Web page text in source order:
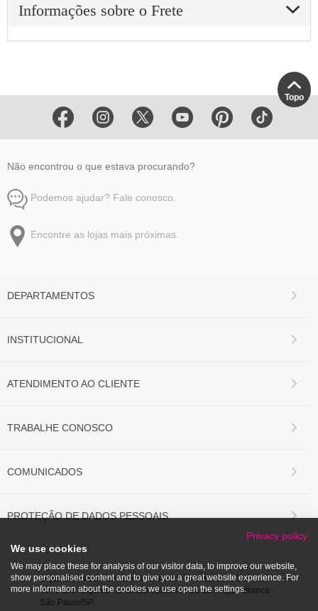
Informações sobre o Frete
Topo
Não encontrou o que estava procurando?
Podemos ajudar? Fale conosco.
Encontre as lojas mais próximas.
DEPARTAMENTOS
INSTITUCIONAL
ATENDIMENTO AO CLIENTE
TRABALHE CONOSCO
COMUNICADOS
PROTEÇÃO DE DADOS PESSOAIS
Lojas Marisa S/A.Avenida Francisco Matarazzo, 1.500
Torre Los Angeles - 2º andar (conjunto 21-22), Água Branca -
São Paulo/SP.
Privacy policy
We use cookies
We may place these for analysis of our visitor data, to improve our website,
show personalised content and to give you a great website experience. For
more information about the cookies we use open the settings.